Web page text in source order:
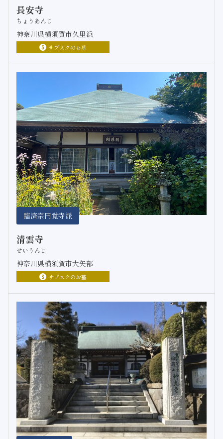
長安寺
ちょうあんじ
神奈川県横須賀市久里浜
サブスクのお墓
臨済宗円覚寺派
清雲寺
せいうんじ
神奈川県横須賀市大矢部
サブスクのお墓